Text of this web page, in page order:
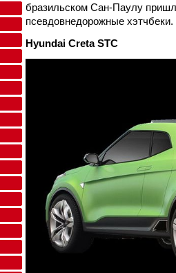
бразильском Сан-Паулу
псевдовнедорожные хэтчбеки.
Hyundai Creta STC